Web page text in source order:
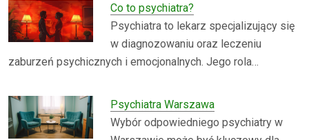
Co to psychiatra?
Psychiatra to lekarz specjalizujący się
w diagnozowaniu oraz leczeniu
zaburzeń psychicznych i emocjonalnych. Jego rola…
Psychiatra Warszawa
Wybór odpowiedniego psychiatry w